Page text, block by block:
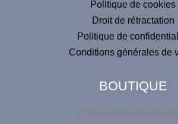
Politique de cookies
Droit de rétractation
Politique de
Conditions générales de
BOUTIQUE
10 avenue de